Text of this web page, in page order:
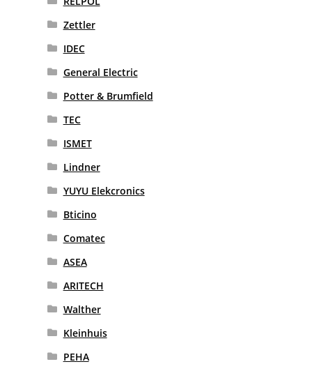
Zettler
IDEC
General Electric
Potter & Brumfield
TEC
ISMET
Lindner
YUYU Elekcronics
Bticino
Comatec
ASEA
ARITECH
Walther
Kleinhuis
PEHA